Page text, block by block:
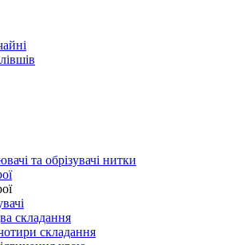
та обрізувачі нитки
складання
складання